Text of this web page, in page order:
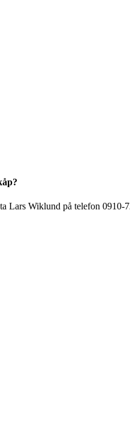
Lars Wiklund på telefon 0910-